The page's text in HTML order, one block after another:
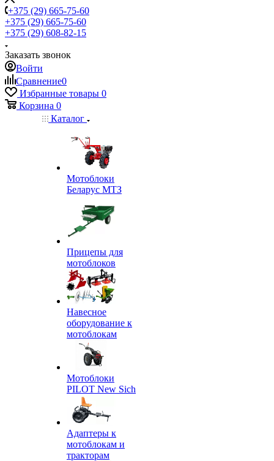
+375 (29) 665-75-60
+375 (29) 665-75-60
+375 (29) 608-82-15
Заказать звонок
Войти
Сравнение0
Избранные товары 0
Корзина 0
Каталог
Мотоблоки
Беларус МТЗ
Прицепы для
мотоблоков
Навесное
оборудование к
мотоблокам
Мотоблоки
PILOT New Sich
Адаптеры к
мотоблокам и
тракторам